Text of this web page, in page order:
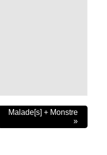
Malade[s] + Monstre
»